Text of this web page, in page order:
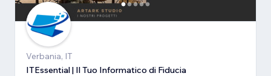
Verbania, IT
ITEssential | Il Tuo Informatico di Fiducia